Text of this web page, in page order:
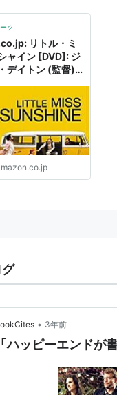
家
エージェント
ーバス＆バットヘッ
・ライク・ユアーズ
（1995） 出演
クマン・フォーエヴァー
ャリア・ウーマン／
ャー（1990）＜TVM
家
グレッグ・キニア
ク
リトル・ミ
ャイン [DVD]: ジ
デイトン (監督),
イル・ブレスリン
レッグ・キニア (出
・ダノ (出演), ア
キン (出演), ト
ト (出演), スティ
ル (出演), マイケ
ト (脚本), アビゲ
• 3年前
「ハッピーエンド